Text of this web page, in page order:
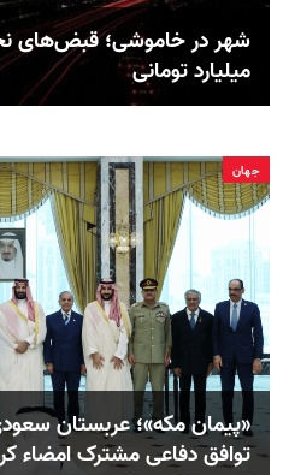
شهر در خاموشی؛ قبض‌های
میلیارد تومانی
جهان
«پیمان مکه»؛ عربستان
توافق دفاعی مشترک امضاء